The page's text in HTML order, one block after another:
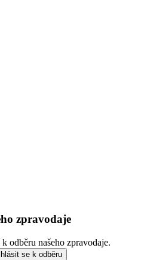
zpravodaje
odběru našeho zpravodaje.
se k odběru